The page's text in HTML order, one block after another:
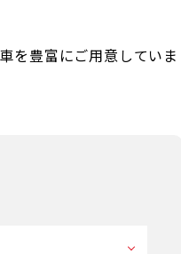
を豊富にご用意していま